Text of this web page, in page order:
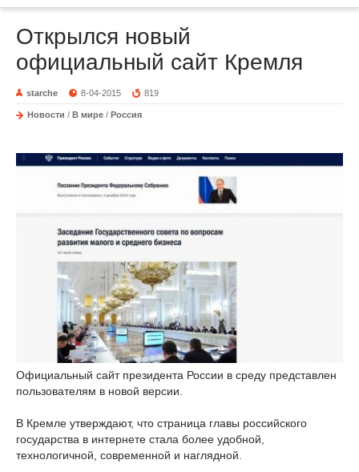
Открылся новый
официальный сайт Кремля
starche 8-04-2015 819
Новости / В мире / Россия
Официальный сайт президента России в среду представлен
пользователям в новой версии.
В Кремле утверждают, что страница главы российского
государства в интернете стала более удобной,
технологичной, современной и наглядной.